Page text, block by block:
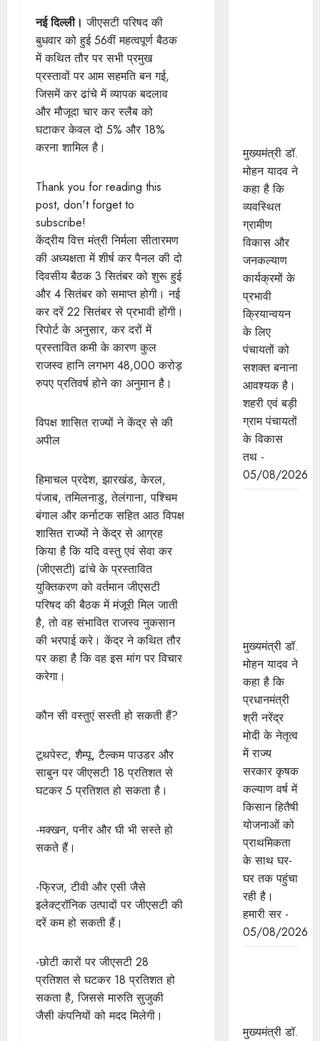
नई दिल्ली।जीएसटी परिषद की
बुधवार को हुई 56वीं महत्वपूर्ण बैठक
में कथित तौर पर सभी प्रमुख
प्रस्तावों पर आम सहमति बन गई,
जिसमें कर ढांचे में व्यापक बदलाव
और मौजूदा चार कर स्लैब को
घटाकर केवल दो 5% और 18%
करना शामिल है।
Thank you for reading this
post, don't forget to
subscribe!
केंद्रीय वित्त मंत्री निर्मला सीतारमण
की अध्यक्षता में शीर्ष कर पैनल की दो
दिवसीय बैठक 3 सितंबर को शुरू हुई
और 4 सितंबर को समाप्त होगी। नई
कर दरें 22 सितंबर से प्रभावी होंगी।
रिपोर्ट के अनुसार, कर दरों में
प्रस्तावित कमी के कारण कुल
राजस्व हानि लगभग 48,000 करोड़
रुपए प्रतिवर्ष होने का अनुमान है।
विपक्ष शासित राज्यों ने केंद्र से की
अपील
हिमाचल प्रदेश, झारखंड, केरल,
पंजाब, तमिलनाडु, तेलंगाना, पश्चिम
बंगाल और कर्नाटक सहित आठ विपक्ष
शासित राज्यों ने केंद्र से आग्रह
किया है कि यदि वस्तु एवं सेवा कर
(जीएसटी) ढांचे के प्रस्तावित
युक्तिकरण को वर्तमान जीएसटी
परिषद की बैठक में मंजूरी मिल जाती
है, तो वह संभावित राजस्व नुकसान
की भरपाई करे। केंद्र ने कथित तौर
पर कहा है कि वह इस मांग पर विचार
करेगा।
कौन सी वस्तुएं सस्ती हो सकती हैं?
टूथपेस्ट, शैम्पू, टैल्कम पाउडर और
साबुन पर जीएसटी 18 प्रतिशत से
घटकर 5 प्रतिशत हो सकता है।
-मक्खन, पनीर और घी भी सस्ते हो
सकते हैं।
-फ्रिज, टीवी और एसी जैसे
इलेक्ट्रॉनिक उत्पादों पर जीएसटी की
दरें कम हो सकती हैं।
-छोटी कारों पर जीएसटी 28
प्रतिशत से घटकर 18 प्रतिशत हो
सकता है, जिससे मारुति सुजुकी
जैसी कंपनियों को मदद मिलेगी।
मुख्यमंत्री डॉ.
मोहन यादव ने
कहा है कि
व्यवस्थित
ग्रामीण
विकास और
जनकल्याण
कार्यक्रमों के
प्रभावी
क्रियान्वयन
के लिए
पंचायतों को
सशक्त बनाना
आवश्यक है।
शहरी एवं बड़ी
ग्राम पंचायतों
के विकास
तथ -
05/08/2026
मुख्यमंत्री डॉ.
मोहन यादव ने
कहा है कि
प्रधानमंत्री
श्री नरेंद्र
मोदी के नेतृत्व
में राज्य
सरकार कृषक
कल्याण वर्ष में
किसान हितैषी
योजनाओं को
प्राथमिकता
के साथ घर-
घर तक पहुंचा
रही है।
हमारी सर -
05/08/2026
मुख्यमंत्री डॉ.